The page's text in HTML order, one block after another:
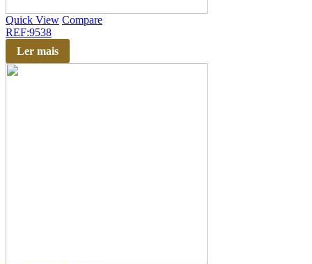
Quick View Compare
REF:9538
Ler mais